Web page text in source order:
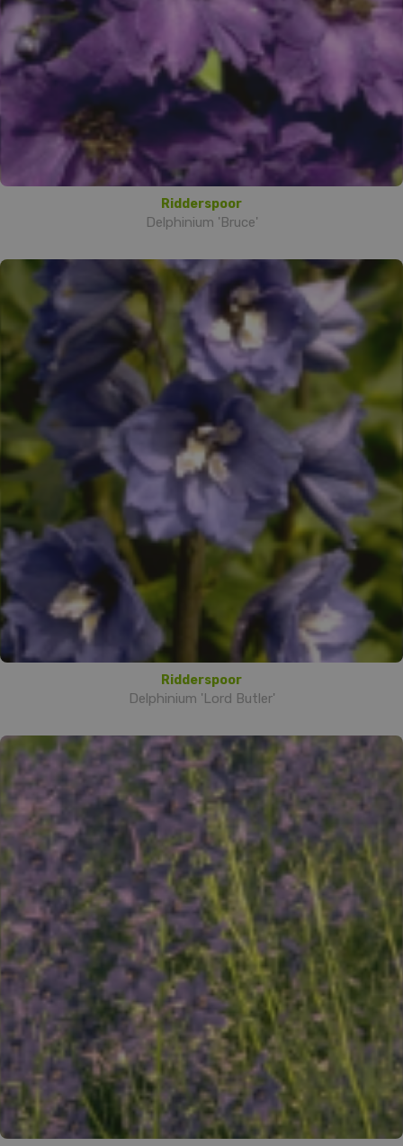
Ridderspoor
Delphinium 'Bruce'
Ridderspoor
Delphinium 'Lord Butler'